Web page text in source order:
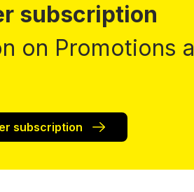
subscription
on Promotions
subscription